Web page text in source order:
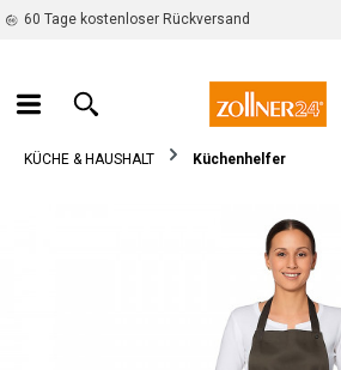
springen
60 Tage kostenloser Rückversand
KÜCHE & HAUSHALT Küchenhelfer